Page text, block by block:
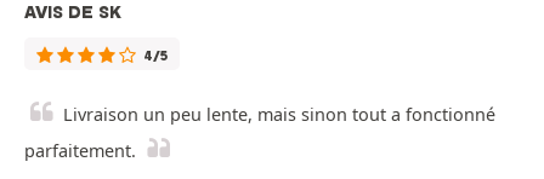
AVIS DE SK
4/5
Livraison un peu lente, mais sinon tout a fonctionné
parfaitement.